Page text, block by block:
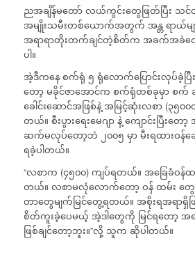
ညအချိန်မတော် လယ်ကွင်းတွေဖြတ်ပြီး သ
အမျိုးသမီးတစ်ယောက်အတွက် အန္တ ရာယ်မ
အရာရာတိုးတက်ချင်တဲ့စိတ်က အခက်အခဲတွ
ပါ။
အဲ့ဒီကနေ စက်ရုံ ၅ ရုံလောက်ပြောင်းလုပ်ခဲ့ပ
တော့ မခိုင်ဇာအောင်က စက်ရုံတစ်ခုမှာ စက်
ခေါင်းဆောင်အဖြစ်နဲ့ အမြင့်ဆုံးလစာ (၃၅၀၀
တယ်။ စီးပွားရေးမေဂျာ နဲ့ ကျောင်းပြီးတ
ဆက်မလုပ်တော့ဘဲ ၂၀၀၅ မှာ မီးရထားဝန်
ရခဲ့ပါတယ်။
“လစာက (၄၅၀၀) ကျပ်ရတယ်။ အခြေခံဝန်ထ
တယ်။ လစာမလုံလောက်တော့ ဝန် ထမ်း တွေ
တာတွေမျက်မြင်တွေ့ရတယ်။ အစိုးရအရာရှိ
စိတ်ကူးခဲ့ပေမယ့် အဲ့ဒါတွေကို မြင်ရတော့ အ
ဖြစ်ချင်တော့ဘူး။”လို့ သူက ဆိုပါတယ်။